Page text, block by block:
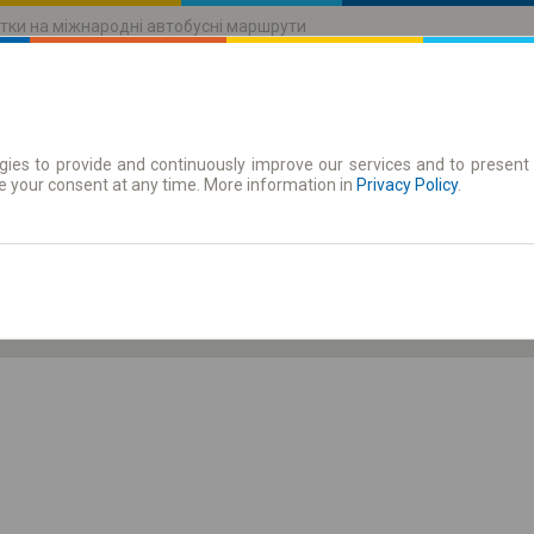
на міжнародні автобусні маршрути
Абонементи
to provide and continuously improve our services and to
your consent at any time. More information in Privacy Policy.